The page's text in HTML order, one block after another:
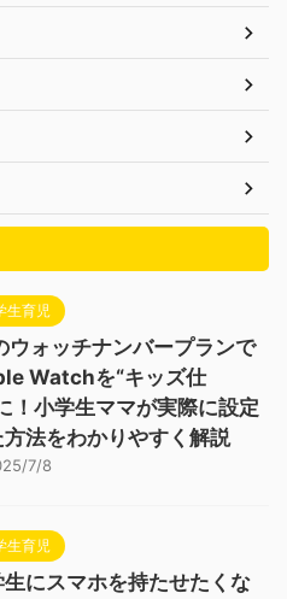
生育児
ウォッチナンバープランで
Watchを“キッズ仕
！小学生ママが実際に設定
方法をわかりやすく解説
7/8
生育児
生にスマホを持たせたくな